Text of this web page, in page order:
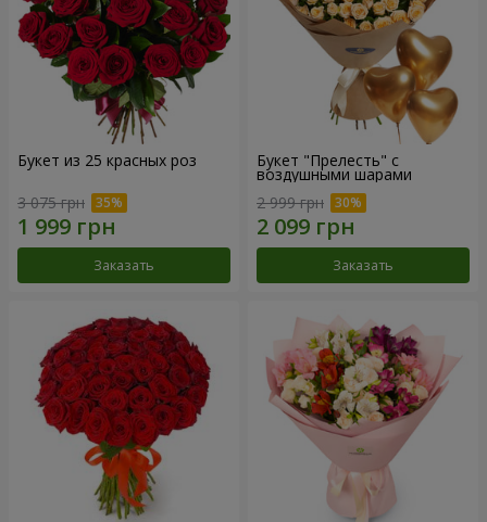
Букет из 25 красных роз
3 075 грн
Заказать
Букет "Прелесть" с
воздушными шарами
2 999 грн
Заказать